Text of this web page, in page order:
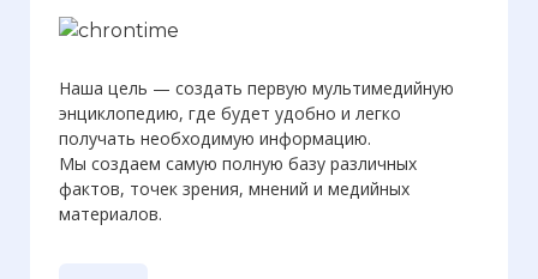
Наша цель — создать первую мультимедийную
энциклопедию, где будет удобно и легко
получать необходимую информацию.
Мы создаем самую полную базу различных
фактов, точек зрения, мнений и медийных
материалов.